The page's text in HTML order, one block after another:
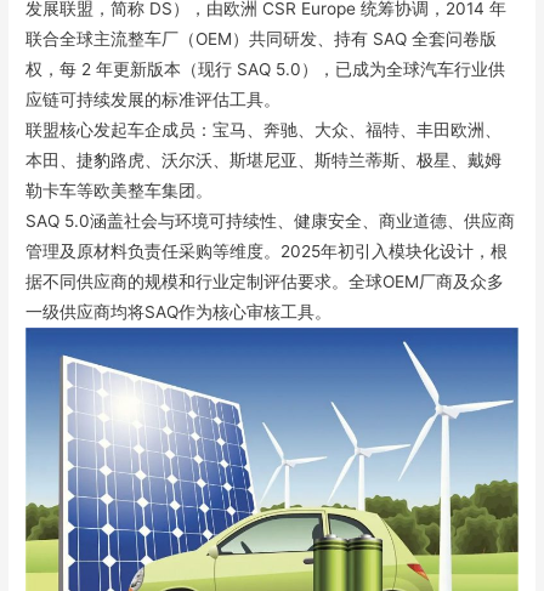
发展联盟，简称 DS），由欧洲 CSR Europe 统筹协调，2014 年
联合全球主流整车厂（OEM）共同研发、持有 SAQ 全套问卷版
权，每 2 年更新版本（现行 SAQ 5.0），已成为全球汽车行业供
应链可持续发展的标准评估工具。
联盟核心发起车企成员：宝马、奔驰、大众、福特、丰田欧洲、
本田、捷豹路虎、沃尔沃、斯堪尼亚、斯特兰蒂斯、极星、戴姆
勒卡车等欧美整车集团。
SAQ 5.0涵盖社会与环境可持续性、健康安全、商业道德、供应商
管理及原材料负责任采购等维度。2025年初引入模块化设计，根
据不同供应商的规模和行业定制评估要求。全球OEM厂商及众多
一级供应商均将SAQ作为核心审核工具。